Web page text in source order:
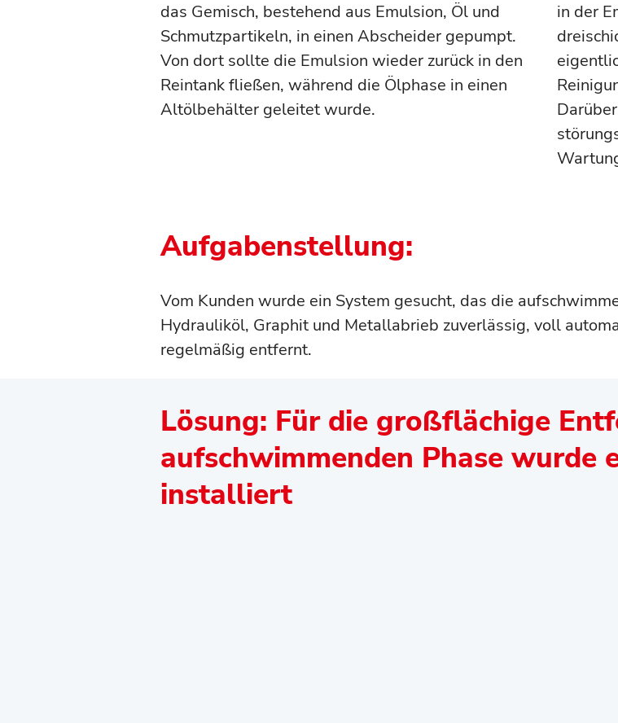
das Gemisch, bestehend aus Emulsion, Öl und
Schmutzpartikeln, in einen Abscheider gepumpt.
Von dort sollte die Emulsion wieder zurück in den
Reintank fließen, während die Ölphase in einen
Altölbehälter geleitet wurde.
in der
Aufgabenstellung:
Vom Kunden wurde ein System gesucht, das die
Hydrauliköl, Graphit und Metallabrieb zuverlässig, voll
regelmäßig entfernt.
Lösung: Für die großflächige
aufschwimmenden Phase wurde
installiert